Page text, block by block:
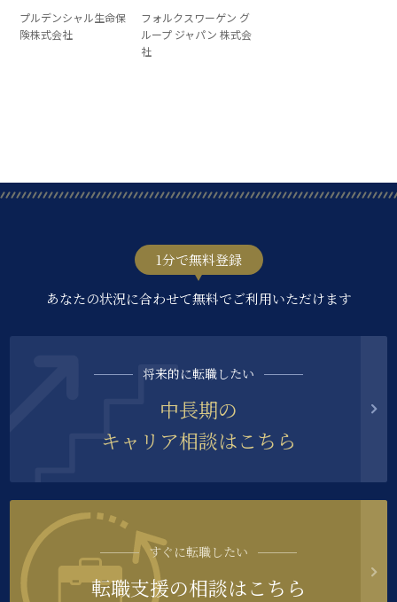
プルデンシャル生命保
険株式会社
フォルクスワーゲン グ
ループ ジャパン 株式会
社
1分で無料登録
あなたの状況に合わせて無料でご利用いただけます
将来的に転職したい
中長期の
キャリア相談はこちら
すぐに転職したい
転職支援の相談はこちら